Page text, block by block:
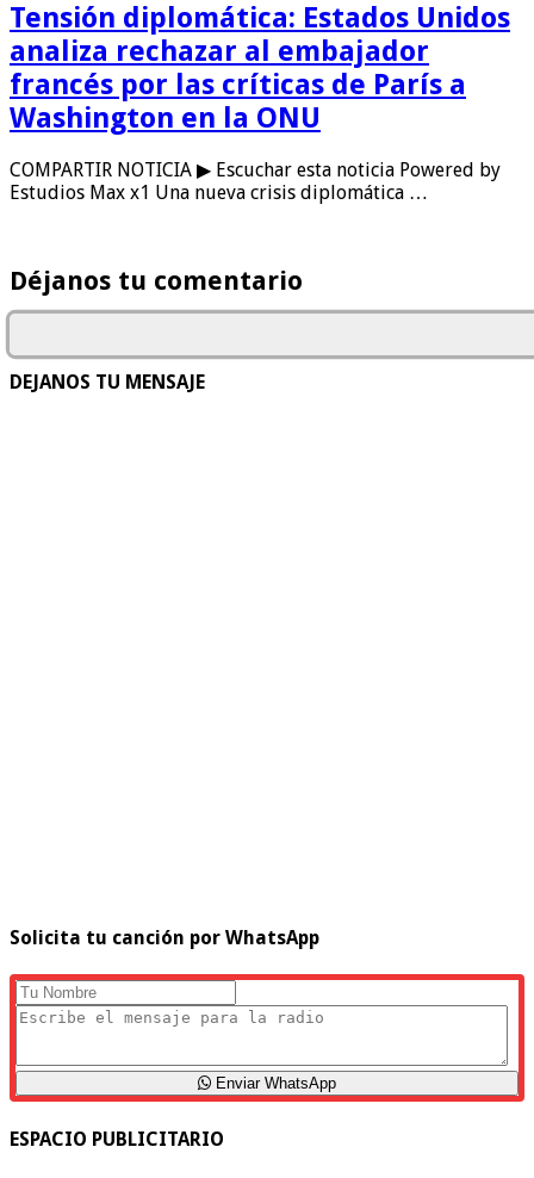
Tensión diplomática: Estados Unidos
analiza rechazar al embajador
francés por las críticas de París a
Washington en la ONU
COMPARTIR NOTICIA ▶ Escuchar esta noticia Powered by
Estudios Max x1 Una nueva crisis diplomática …
Déjanos tu comentario
DEJANOS TU MENSAJE
Solicita tu canción por WhatsApp
Enviar WhatsApp
ESPACIO PUBLICITARIO